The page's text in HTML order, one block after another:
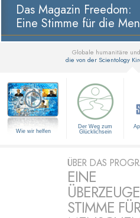
Das Magazin Freedom:
Eine Stimme für die
Globale humanitäre
die von der Scientology
Wie wir helfen
Der Weg zum
Glücklichsein
ÜBER DAS
EINE
STIMME FÜR